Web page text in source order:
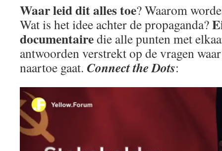
Waar leid dit alles toe? Waarom
Wat is het idee achter de propaganda?
documentairedie alle punten met
antwoorden verstrekt op de vragen
naartoe gaat. Connect the Dots: